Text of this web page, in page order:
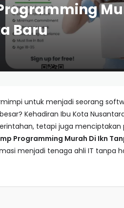
Baru
untuk menjadi seorang
Kehadiran Ibu Kota
tetapi juga menciptakan
Programming Murah Di Ikn
menjadi tenaga ahli IT tanpa